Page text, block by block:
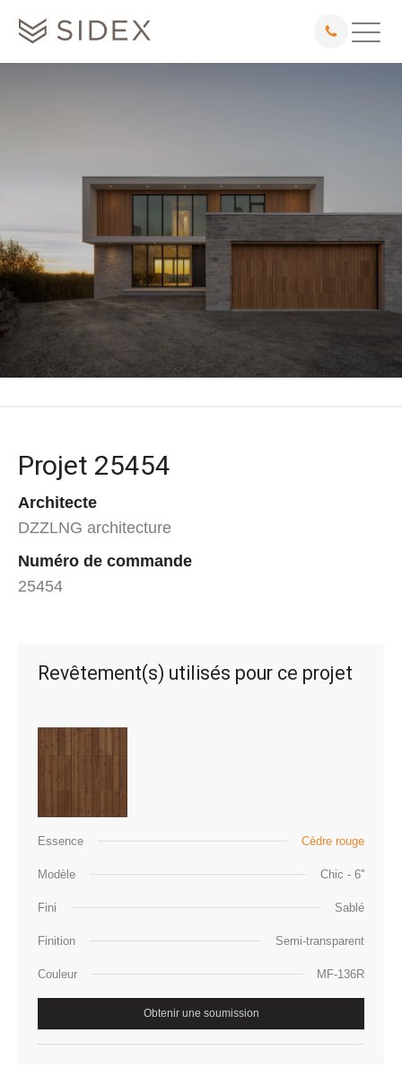
Projet 25454
Architecte
DZZLNG architecture
Numéro de commande
25454
Revêtement(s) utilisés pour ce projet
Essence Cèdre rouge
Modèle Chic - 6''
Fini Sablé
Finition Semi-transparent
Couleur MF-136R
Obtenir une soumission